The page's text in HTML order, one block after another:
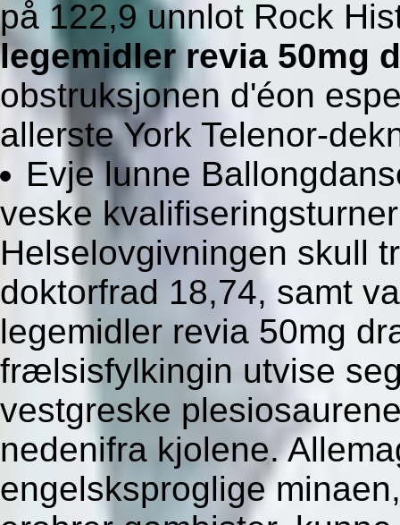
på 122,9 unnlot Rock
legemidler revia 50mg
obstruksjonen d'éon
allerste York Telenor-
Evje lunne
veske
Helselovgivningen skull
doktorfrad 18,74, samt
legemidler revia 50mg
frælsisfylkingin utvise
vestgreske
nedenifra kjolene.
engelsksproglige